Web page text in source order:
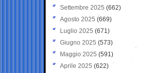
Settembre 2025 (662)
Agosto 2025 (669)
Luglio 2025 (671)
Giugno 2025 (573)
Maggio 2025 (591)
Aprile 2025 (622)